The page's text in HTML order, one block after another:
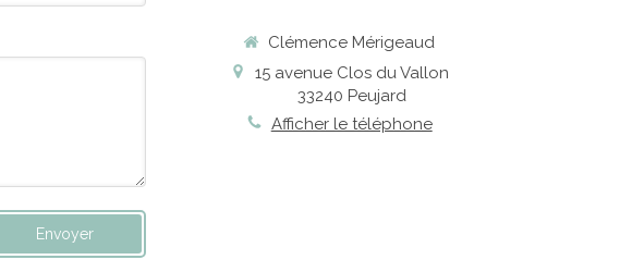
Envoyer
Clémence Mérigeaud
15 avenue Clos du Vallon
33240 Peujard
Afficher le téléphone